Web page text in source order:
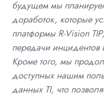
будущем мы
доработок, которые
платформы R-Vision
передачи инцидентов
Кроме того, мы
доступных нашим
данных TI, что